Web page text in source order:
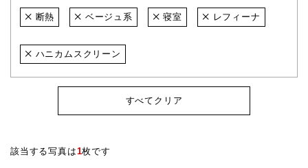
断熱 ベージュ系 寝室 レフィーナ
ハニカムスクリーン
すべてクリア
該当する写真は1枚です